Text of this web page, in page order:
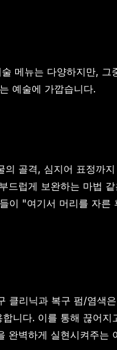
메뉴는 다양하지만,
예술에 가깝습니다.
골격, 심지어 표정까
럽게 보완하는 마법
이 "여기서 머리를 자
리닉과 복구 펌/염색
니다. 이를 통해 끊어
벽하게 실현시켜주